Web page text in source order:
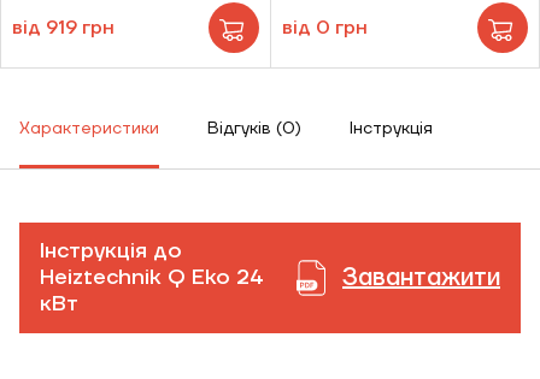
від 919 грн від 0 грн
Характеристики Відгуків (0) Інструкція
Інструкція до
Heiztechnik Q Eko 24
кВт
Завантажити